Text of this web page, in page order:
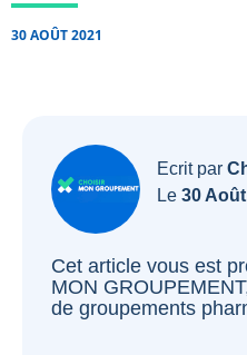
30 AOÛT 2021
Ecrit par
Le30
Cet article vous est
MON
de groupements